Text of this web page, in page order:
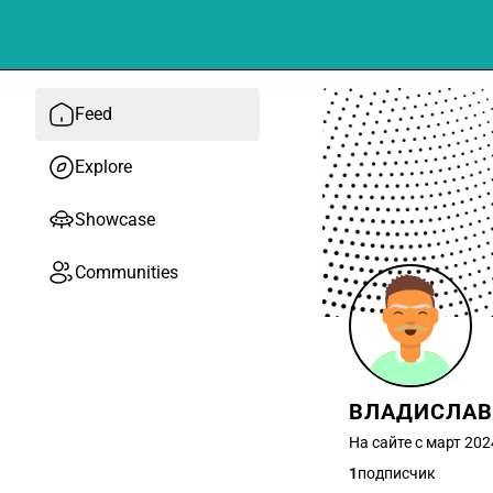
Feed
Explore
Showcase
Communities
ВЛАДИСЛАВ
На сайте с март
1подписчик